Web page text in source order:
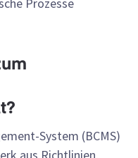
Prozesse
System (BCMS)